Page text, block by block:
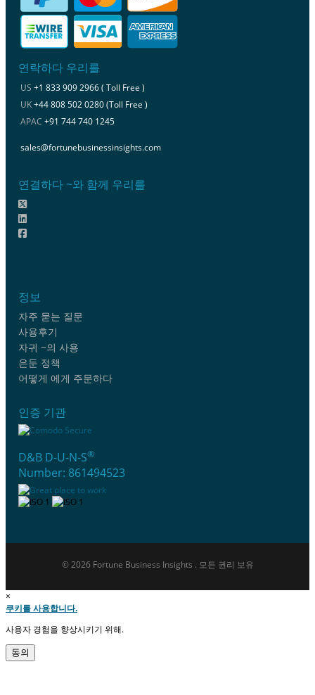
연락하다 우리를
US +1 833 909 2966 ( Toll Free )
UK+44 808 502 0280 (Toll Free )
APAC +91 744 740 1245
sales@fortunebusinessinsights.com
연결하다 ~와 함께 우리를
정보
자주 묻는 질문
사용후기
자귀 ~의 사용
은둔 정책
어떻게 에게 주문하다
인증 기관
D&B D-U-N-S®
Number: 861494523
© 2026 Fortune Business Insights . 모든 권리 보유
×
쿠키를 사용합니다.
사용자 경험을 향상시키기 위해.
동의